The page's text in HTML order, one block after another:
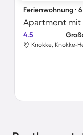
Ferienwohnung ∙
Apartment mit
4.5
Knokke, Knokke-